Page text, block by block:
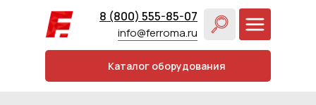
8 (800) 555-85-07
info@ferroma.ru
Каталог оборудования